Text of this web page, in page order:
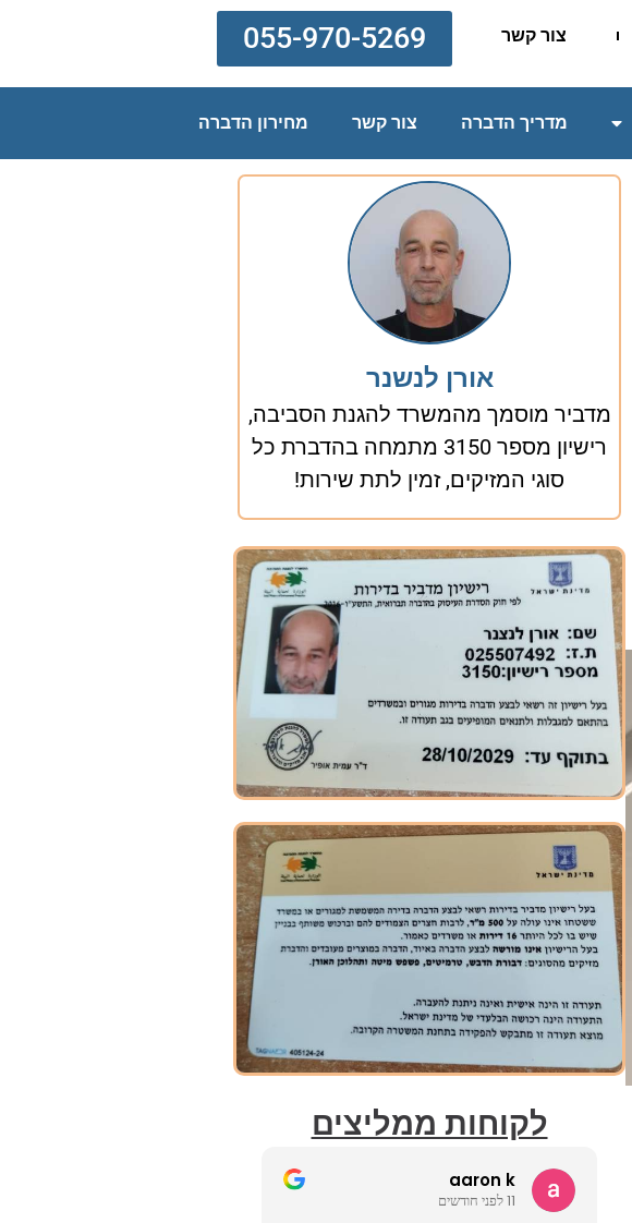
צור קשר 055-970-5269
מדריך הדברה צור קשר מחירון הדברה
אורן לנשנר
מדביר מוסמך מהמשרד להגנת הסביבה,
רישיון מספר 3150 מתמחה בהדברת כל
סוגי המזיקים, זמין לתת שירות!
לקוחות ממליצים
aaron k
11 לפני חודשים